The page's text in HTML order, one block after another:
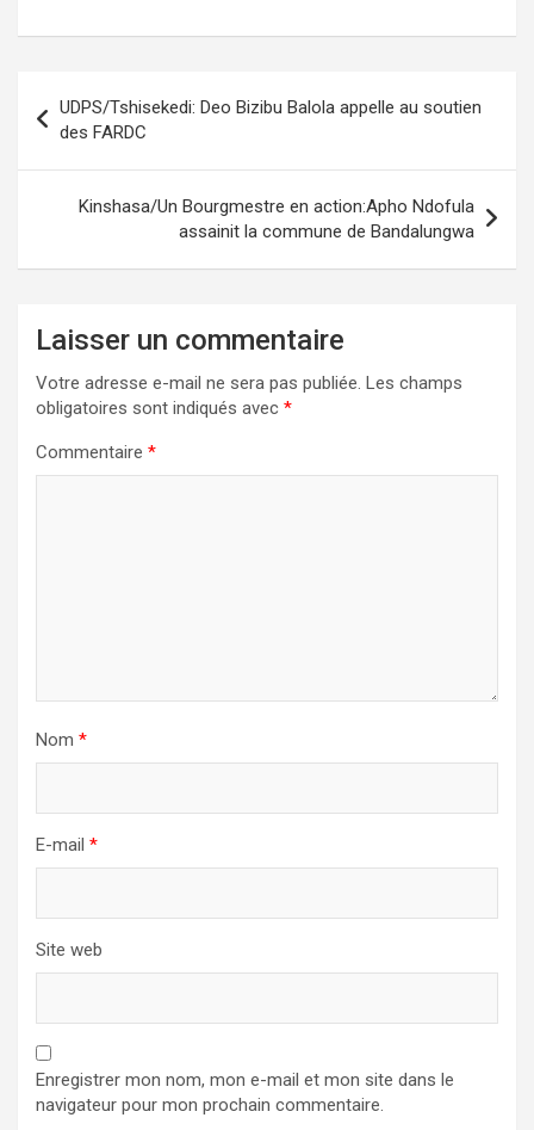
de
l’article
UDPS/Tshisekedi: Deo Bizibu Balola appelle au soutien
des FARDC
Kinshasa/Un Bourgmestre en action:Apho Ndofula
assainit la commune de Bandalungwa
Laisser un commentaire
Votre adresse e-mail ne sera pas publiée. Les champs
obligatoires sont indiqués avec *
Commentaire *
Nom *
E-mail *
Site web
Enregistrer mon nom, mon e-mail et mon site dans le
navigateur pour mon prochain commentaire.